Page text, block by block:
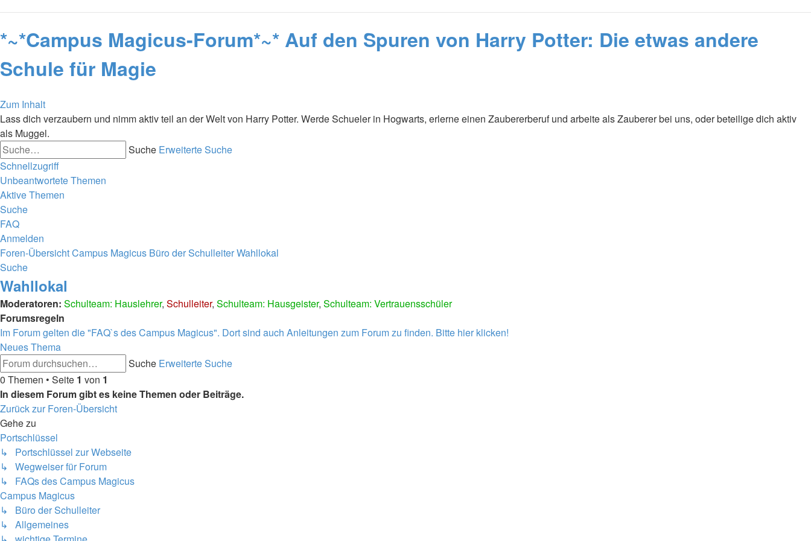
*~*Campus Magicus-Forum*~* Auf den Spuren von Harry Potter: Die etwas andere
Schule für Magie
Zum Inhalt
Lass dich verzaubern und nimm aktiv teil an der Welt von Harry Potter. Werde Schueler in Hogwarts, erlerne einen Zaubererberuf und arbeite als Zauberer bei uns, oder beteilige dich aktiv
als Muggel.
Suche Erweiterte Suche
Schnellzugriff
Unbeantwortete Themen
Aktive Themen
Suche
FAQ
Anmelden
Foren-ÜbersichtCampus Magicus Büro der SchulleiterWahllokal
Suche
Wahllokal
Moderatoren: Schulteam: Hauslehrer, Schulleiter, Schulteam: Hausgeister, Schulteam: Vertrauensschüler
Forumsregeln
Im Forum gelten die "FAQ`s des Campus Magicus". Dort sind auch Anleitungen zum Forum zu finden. Bitte hier klicken!
Neues Thema
Suche Erweiterte Suche
0 Themen • Seite 1 von 1
In diesem Forum gibt es keine Themen oder Beiträge.
Zurück zur Foren-Übersicht
Gehe zu
Portschlüssel
↳ Portschlüssel zur Webseite
↳ Wegweiser für Forum
↳ FAQs des Campus Magicus
Campus Magicus
↳ Büro der Schulleiter
↳ Allgemeines